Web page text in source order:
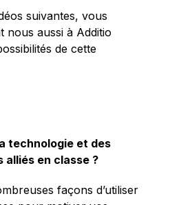
suivantes, vous
nous aussi à Additio
de cette
technologie et des
alliés en classe ?
façons d’utiliser